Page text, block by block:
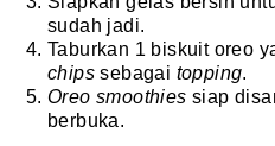
sudah jadi.
Taburkan 1 biskuit oreo
chips sebagai topping.
Oreo smoothies siap
berbuka.